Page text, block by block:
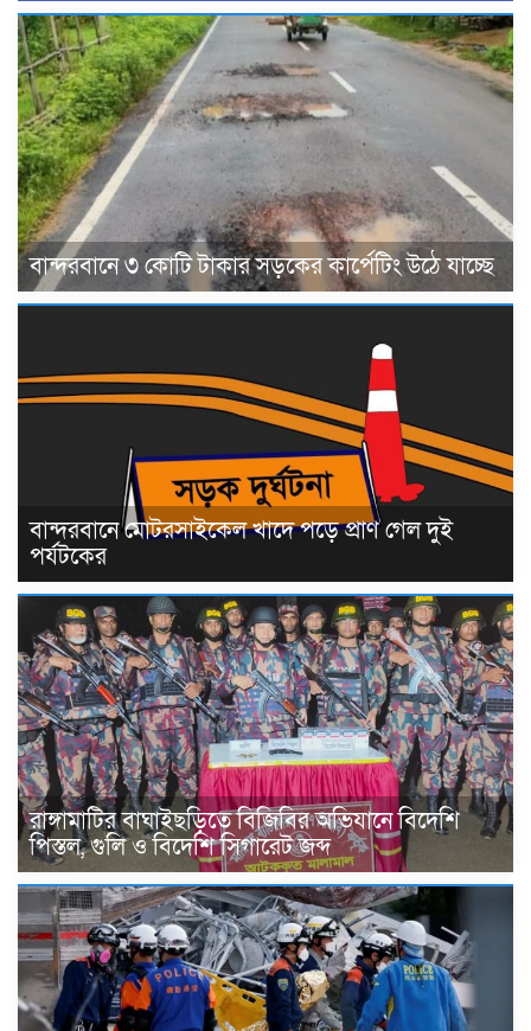
বান্দরবানে ৩ কোটি টাকার সড়কের কার্পেটিং উঠে যাচ্ছে
বান্দরবানে মোটরসাইকেল খাদে পড়ে প্রাণ গেল দুই
পর্যটকের
রাঙ্গামাটির বাঘাইছড়িতে বিজিবির অভিযানে বিদেশি
পিস্তল, গুলি ও বিদেশি সিগারেট জব্দ